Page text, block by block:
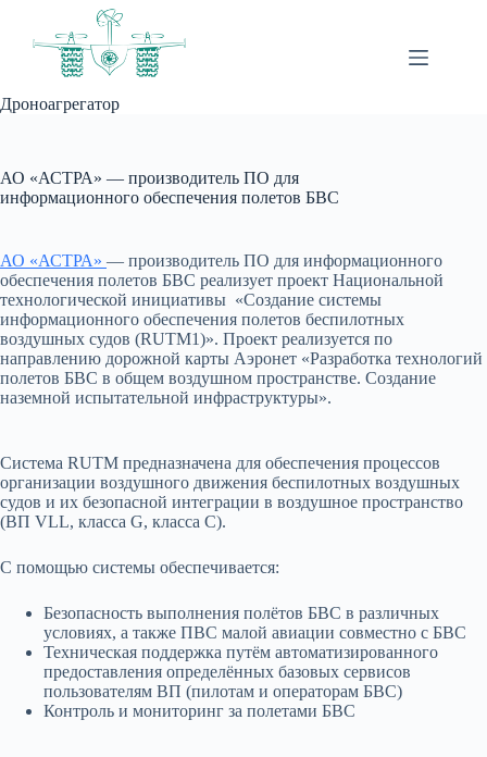
Дроноагрегатор
АО «АСТРА» — производитель ПО для
информационного обеспечения полетов БВС
АО «АСТРА» — производитель ПО для информационного
обеспечения полетов БВС реализует проект Национальной
технологической инициативы «Создание системы
информационного обеспечения полетов беспилотных
воздушных судов (RUTM1)». Проект реализуется по
направлению дорожной карты Аэронет «Разработка технологий
полетов БВС в общем воздушном пространстве. Создание
наземной испытательной инфраструктуры».
Система RUTM предназначена для обеспечения процессов
организации воздушного движения беспилотных воздушных
судов и их безопасной интеграции в воздушное пространство
(ВП VLL, класса G, класса C).
С помощью системы обеспечивается:
Безопасность выполнения полётов БВС в различных
условиях, а также ПВС малой авиации совместно с БВС
Техническая поддержка путём автоматизированного
предоставления определённых базовых сервисов
пользователям ВП (пилотам и операторам БВС)
Контроль и мониторинг за полетами БВС